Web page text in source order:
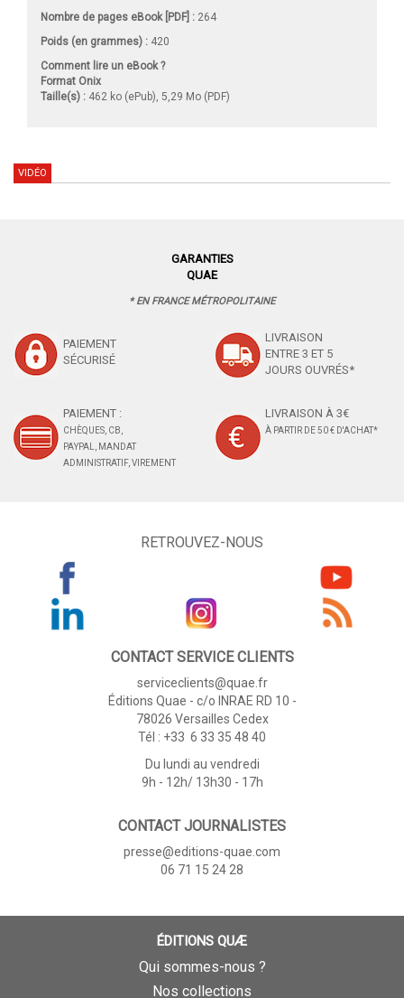
Nombre de pages eBook [PDF] : 264
Poids (en grammes) : 420
Comment lire un eBook ?
Format Onix
Taille(s) : 462 ko (ePub), 5,29 Mo (PDF)
VIDÉO
GARANTIES
QUAE
* EN FRANCE MÉTROPOLITAINE
PAIEMENT
SÉCURISÉ
LIVRAISON
ENTRE 3 ET 5
JOURS OUVRÉS*
PAIEMENT :
CHÈQUES, CB,
PAYPAL, MANDAT
ADMINISTRATIF, VIREMENT
LIVRAISON À 3€
À PARTIR DE 50 € D'ACHAT*
RETROUVEZ-NOUS
CONTACT SERVICE CLIENTS
serviceclients@quae.fr
Éditions Quae - c/o INRAE RD 10 -
78026 Versailles Cedex
Tél : +33 6 33 35 48 40
Du lundi au vendredi
9h - 12h/ 13h30 - 17h
CONTACT JOURNALISTES
presse@editions-quae.com
06 71 15 24 28
ÉDITIONS QUÆ
Qui sommes-nous ?
Nos collections